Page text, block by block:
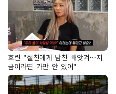
효린 "절친에게 남친 빼앗겨…지
금이라면 가만 안 있어"